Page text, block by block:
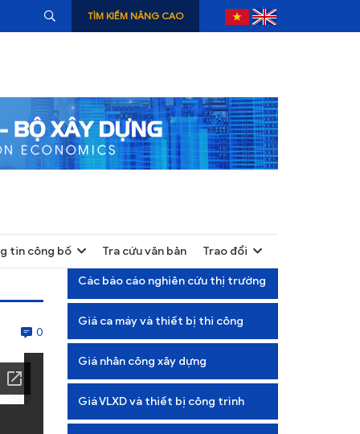
TÌM KIẾM NÂNG CAO
tin công bố Tra cứu văn bản Trao đổi
0
Các báo cáo nghiên cứu thị trường
Giá ca máy và thiết bị thi công
Giá nhân công xây dựng
Giá VLXD và thiết bị công trình